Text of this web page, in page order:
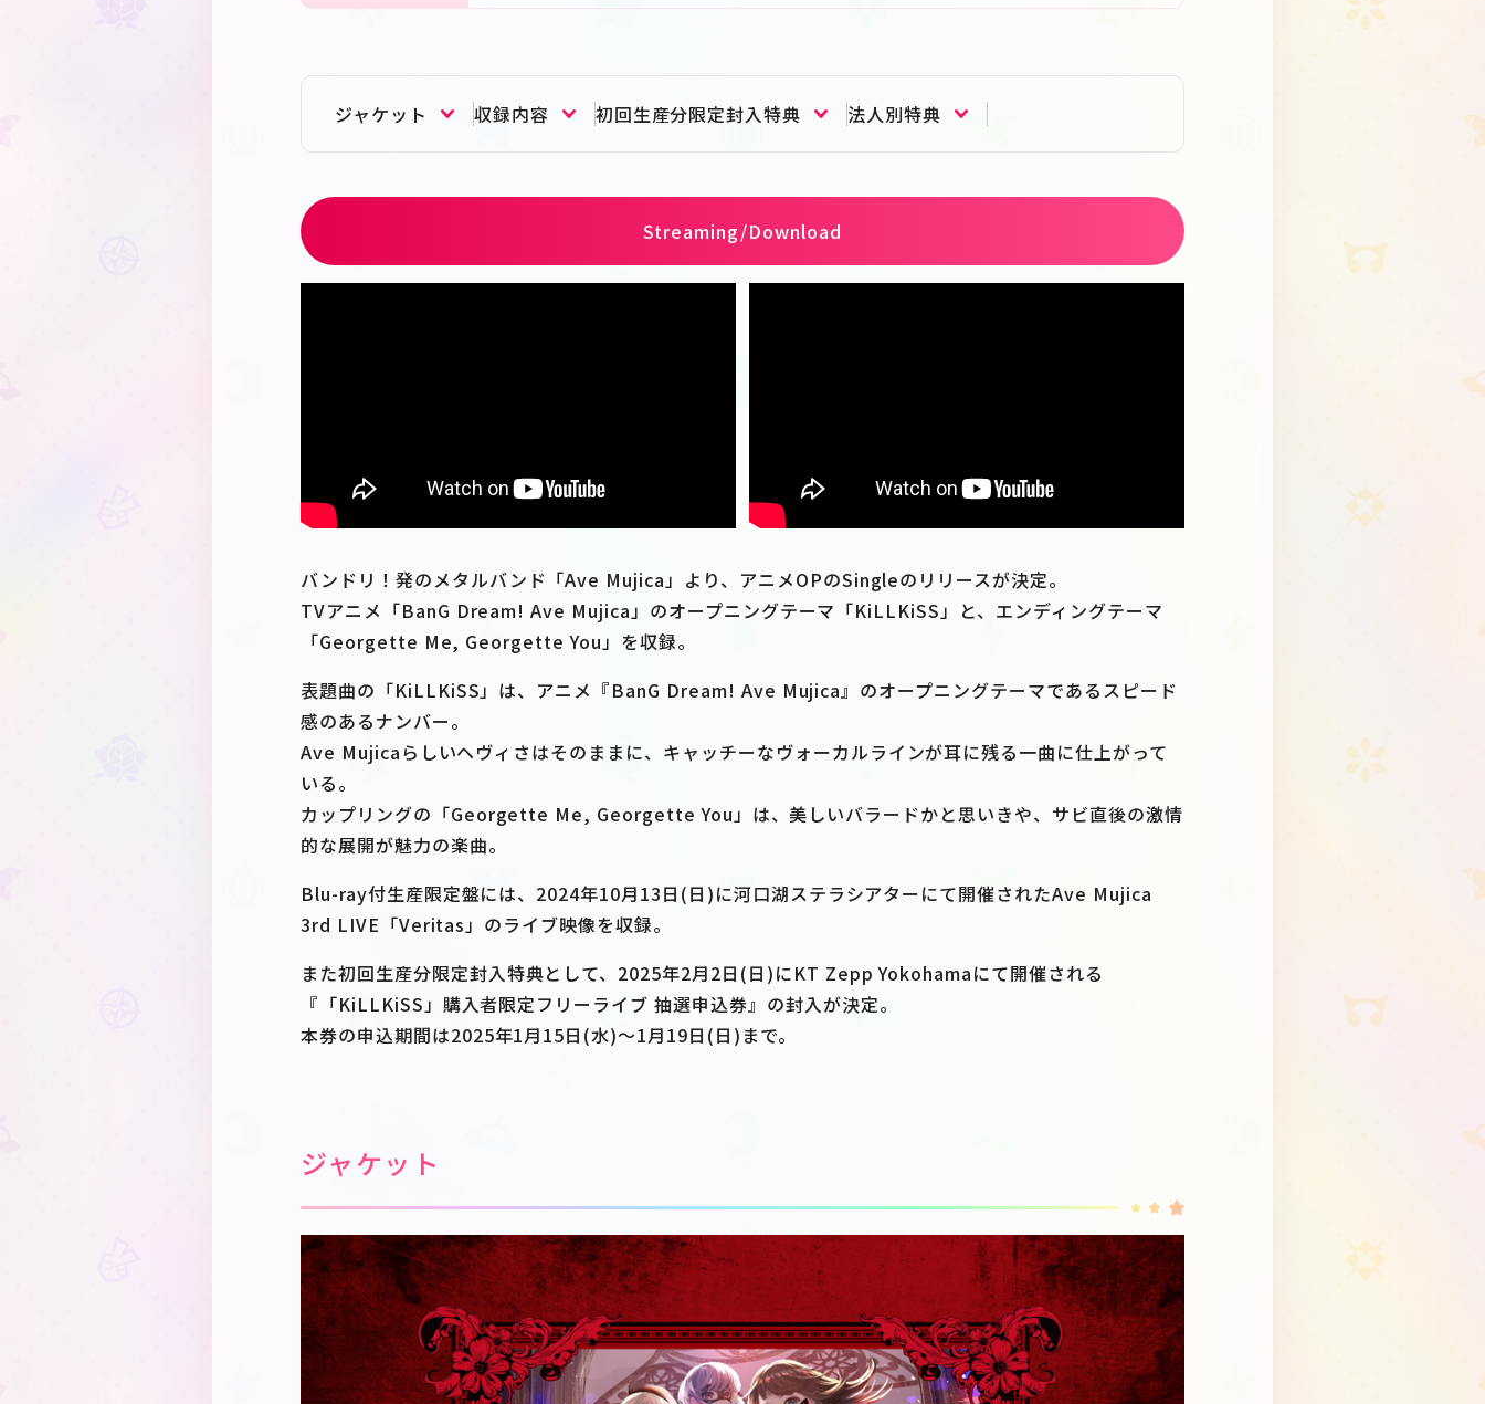
ジャケット 収録内容 初回生産分限定封入特典 法人別特典
Streaming/Download
バンドリ！発のメタルバンド「Ave Mujica」より、アニメOPのSingleのリリースが決定。
TVアニメ「BanG Dream! Ave Mujica」のオープニングテーマ「KiLLKiSS」と、エンディングテーマ
「Georgette Me, Georgette You」を収録。
表題曲の「KiLLKiSS」は、アニメ『BanG Dream! Ave Mujica』のオープニングテーマであるスピード
感のあるナンバー。
Ave Mujicaらしいヘヴィさはそのままに、キャッチーなヴォーカルラインが耳に残る一曲に仕上がって
いる。
カップリングの「Georgette Me, Georgette You」は、美しいバラードかと思いきや、サビ直後の激情
的な展開が魅力の楽曲。
Blu-ray付生産限定盤には、2024年10月13日(日)に河口湖ステラシアターにて開催されたAve Mujica
3rd LIVE「Veritas」のライブ映像を収録。
また初回生産分限定封入特典として、2025年2月2日(日)にKT Zepp Yokohamaにて開催される
『「KiLLKiSS」購入者限定フリーライブ 抽選申込券』の封入が決定。
本券の申込期間は2025年1月15日(水)～1月19日(日)まで。
ジャケット